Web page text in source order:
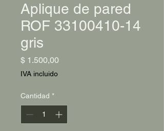
Aplique de pared
ROF 33100410-14
gris
$ 1.500,00Precio
IVA incluido
Cantidad *